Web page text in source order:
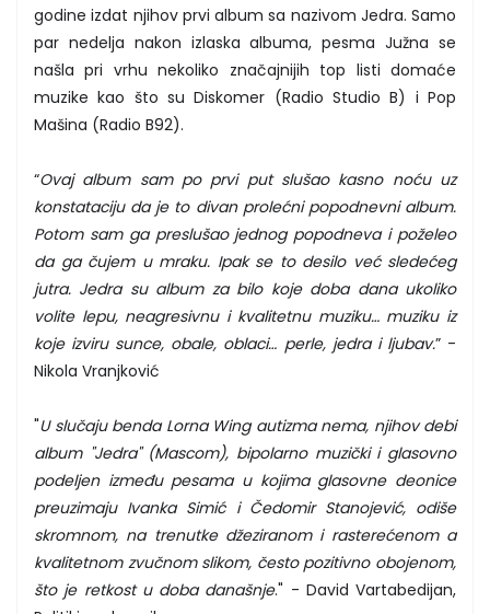
godine izdat njihov prvi album sa nazivom Jedra. Samo
par nedelja nakon izlaska albuma, pesma Južna se
našla pri vrhu nekoliko značajnijih top listi domaće
muzike kao što su Diskomer (Radio Studio B) i Pop
Mašina (Radio B92).
“Ovaj album sam po prvi put slušao kasno noću uz
konstataciju da je to divan prolećni popodnevni album.
Potom sam ga preslušao jednog popodneva i poželeo
da ga čujem u mraku. Ipak se to desilo već sledećeg
jutra. Jedra su album za bilo koje doba dana ukoliko
volite lepu, neagresivnu i kvalitetnu muziku… muziku iz
koje izviru sunce, obale, oblaci… perle, jedra i ljubav.” -
Nikola Vranjković
"U slučaju benda Lorna Wing autizma nema, njihov debi
album "Jedra" (Mascom), bipolarno muzički i glasovno
podeljen između pesama u kojima glasovne deonice
preuzimaju Ivanka Simić i Čedomir Stanojević, odiše
skromnom, na trenutke džeziranom i rasterećenom a
kvalitetnom zvučnom slikom, često pozitivno obojenom,
što je retkost u doba današnje." - David Vartabedijan,